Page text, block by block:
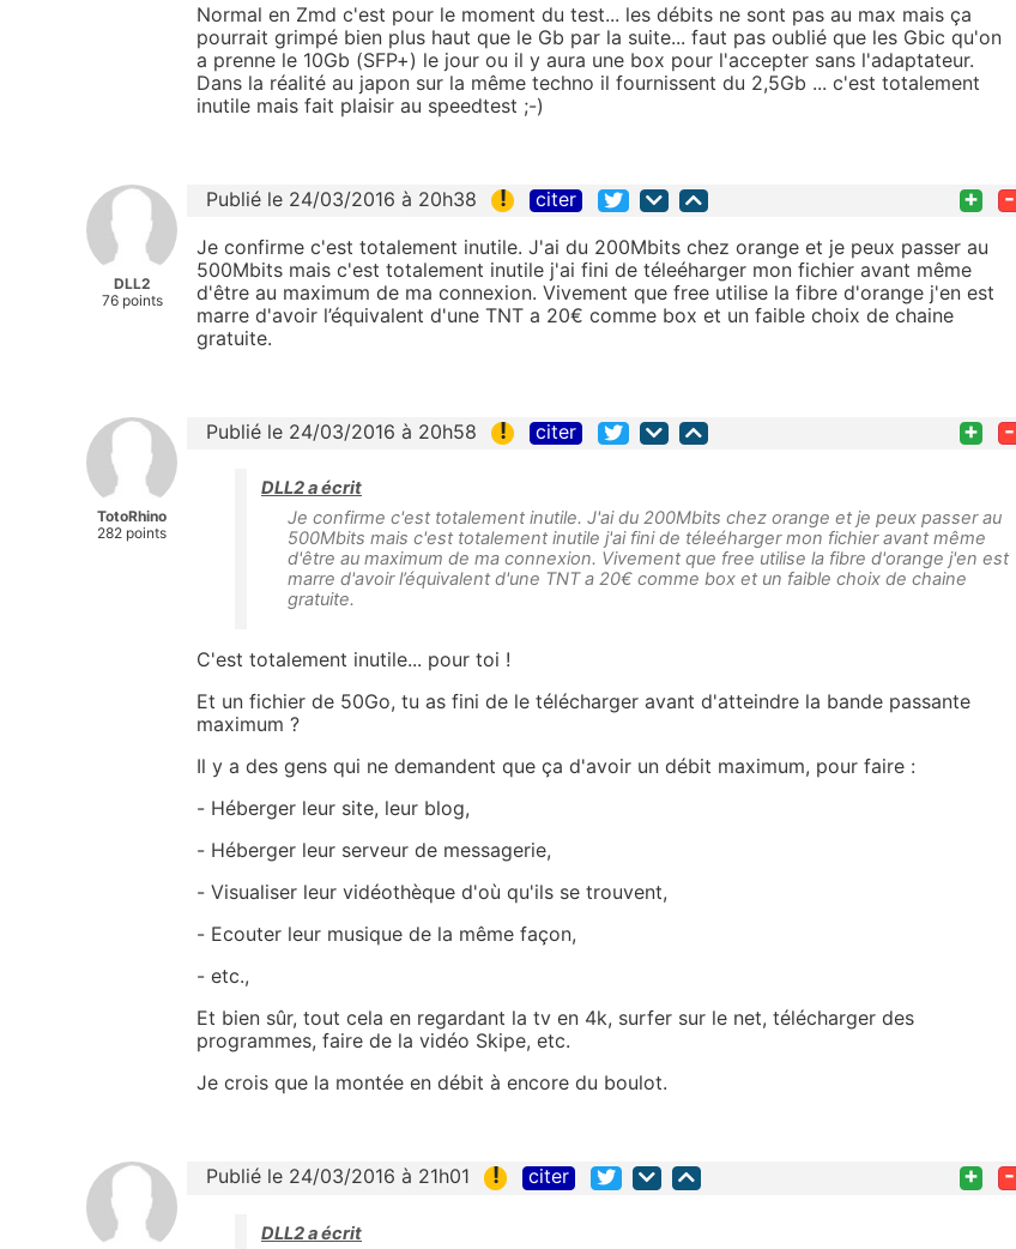
Normal en Zmd c'est pour le moment du test... les débits ne sont pas au max mais ça
pourrait grimpé bien plus haut que le Gb par la suite... faut pas oublié que les Gbic qu'on
a prenne le 10Gb (SFP+) le jour ou il y aura une box pour l'accepter sans l'adaptateur.
Dans la réalité au japon sur la même techno il fournissent du 2,5Gb ... c'est totalement
inutile mais fait plaisir au speedtest ;-)
DLL2
76 points
Publié le 24/03/2016 à 20h38 ! citer + -
Je confirme c'est totalement inutile. J'ai du 200Mbits chez orange et je peux passer au
500Mbits mais c'est totalement inutile j'ai fini de téleéharger mon fichier avant même
d'être au maximum de ma connexion. Vivement que free utilise la fibre d'orange j'en est
marre d'avoir l’équivalent d'une TNT a 20€ comme box et un faible choix de chaine
gratuite.
TotoRhino
282 points
Publié le 24/03/2016 à 20h58 ! citer + -
DLL2 a écrit
Je confirme c'est totalement inutile. J'ai du 200Mbits chez orange et je peux passer au
500Mbits mais c'est totalement inutile j'ai fini de téleéharger mon fichier avant même
d'être au maximum de ma connexion. Vivement que free utilise la fibre d'orange j'en est
marre d'avoir l’équivalent d'une TNT a 20€ comme box et un faible choix de chaine
gratuite.
C'est totalement inutile... pour toi !
Et un fichier de 50Go, tu as fini de le télécharger avant d'atteindre la bande passante
maximum ?
Il y a des gens qui ne demandent que ça d'avoir un débit maximum, pour faire :
- Héberger leur site, leur blog,
- Héberger leur serveur de messagerie,
- Visualiser leur vidéothèque d'où qu'ils se trouvent,
- Ecouter leur musique de la même façon,
- etc.,
Et bien sûr, tout cela en regardant la tv en 4k, surfer sur le net, télécharger des
programmes, faire de la vidéo Skipe, etc.
Je crois que la montée en débit à encore du boulot.
Publié le 24/03/2016 à 21h01 ! citer + -
DLL2 a écrit